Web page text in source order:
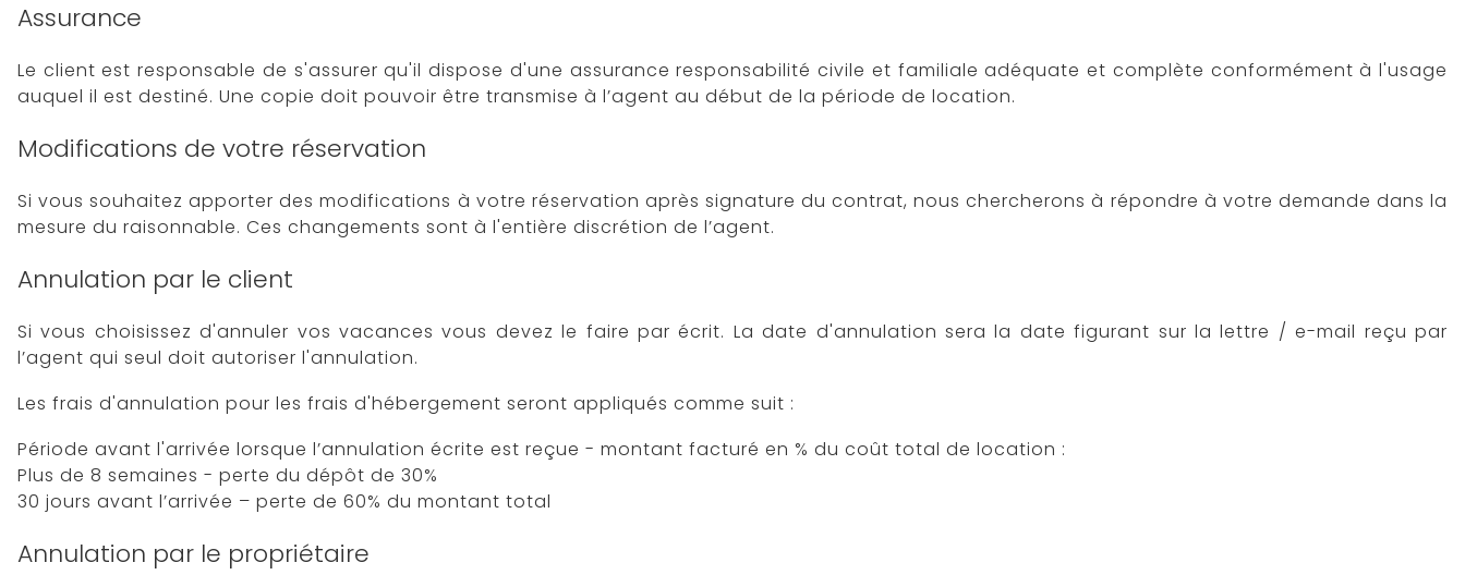
Assurance
Le client est responsable de s'assurer qu'il dispose d'une assurance responsabilité civile et familiale adéquate et complète conformément à l'usage
auquel il est destiné. Une copie doit pouvoir être transmise à l’agent au début de la période de location.
Modifications de votre réservation
Si vous souhaitez apporter des modifications à votre réservation après signature du contrat, nous chercherons à répondre à votre demande dans la
mesure du raisonnable. Ces changements sont à l'entière discrétion de l’agent.
Annulation par le client
Si vous choisissez d'annuler vos vacances vous devez le faire par écrit. La date d'annulation sera la date figurant sur la lettre / e-mail reçu par
l’agent qui seul doit autoriser l'annulation.
Les frais d'annulation pour les frais d'hébergement seront appliqués comme suit :
Période avant l'arrivée lorsque l’annulation écrite est reçue - montant facturé en % du coût total de location :
Plus de 8 semaines - perte du dépôt de 30%
30 jours avant l’arrivée – perte de 60% du montant total
Annulation par le propriétaire